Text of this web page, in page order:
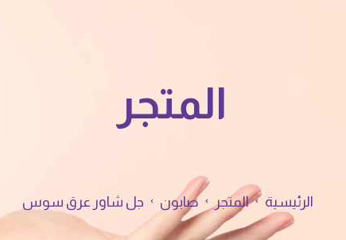
المتجر
الرئيسية المتجر صابون جل شاور عرق سوس